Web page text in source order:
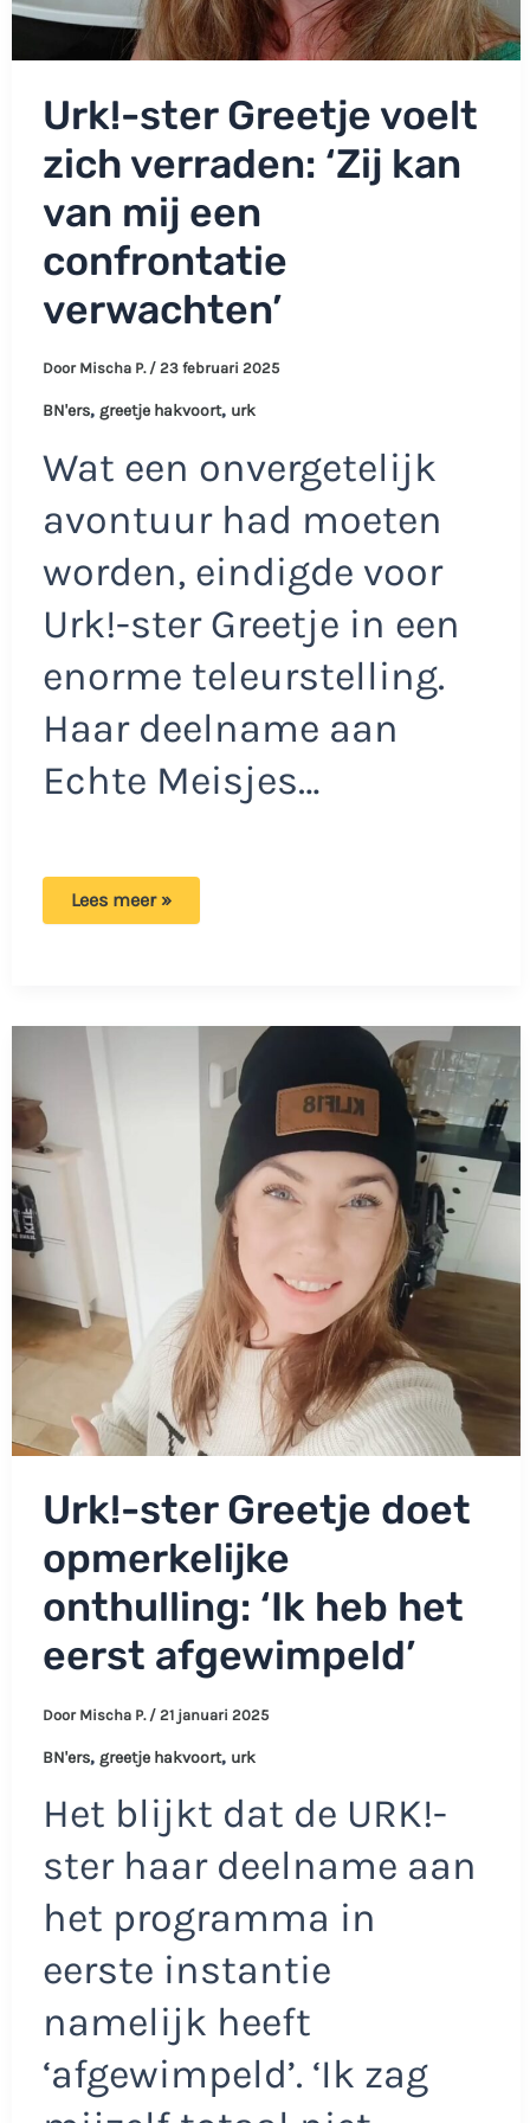
Urk!-ster Greetje voelt
zich verraden: ‘Zij kan
van mij een
confrontatie
verwachten’
Door Mischa P. / 23 februari 2025
BN'ers, greetje hakvoort, urk
Wat een onvergetelijk
avontuur had moeten
worden, eindigde voor
Urk!-ster Greetje in een
enorme teleurstelling.
Haar deelname aan
Echte Meisjes…
Urk!-
kan
Lees meer »
Urk!-ster Greetje doet
opmerkelijke
onthulling: ‘Ik heb het
eerst afgewimpeld’
Door Mischa P. / 21 januari 2025
BN'ers, greetje hakvoort, urk
Het blijkt dat de URK!-
ster haar deelname aan
het programma in
eerste instantie
namelijk heeft
‘afgewimpeld’. ‘Ik zag